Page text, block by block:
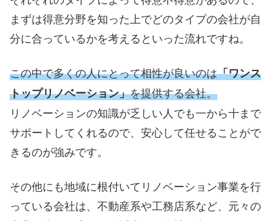
まずは得意分野を知った上でどのタイプの会社が自
分に合っているかを考えるといった流れですね。
この中で多くの人にとって相性が良いのは「ワンス
トップリノベーション」を提供する会社。
リノベーションの知識が乏しい人でも一から十まで
サポートしてくれるので、安心して任せることがで
きるのが強みです。
その他にも地域に根付いてリノベーション事業を行
っている会社は、不動産系や工務店系など、元々の